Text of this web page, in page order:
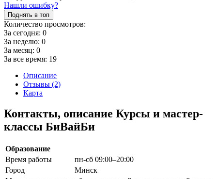
Нашли ошибку?
Поднять в топ
Количество просмотров:
За сегодня: 0
За неделю: 0
За месяц: 0
За все время: 19
Описание
Отзывы (2)
Карта
Контакты, описание Курсы и мастер-
классы БиВайБи
Образование
Время работы
пн-сб 09:00–20:00
Город
Минск